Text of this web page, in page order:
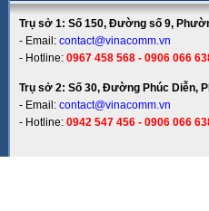
Trụ sở 1: Số 150, Đường số 9,
- Email: contact@vinacomm.vn
- Hotline: 0967 458 568 - 0906 066
Trụ sở 2: Số 30, Đường Phúc Diễn,
- Email: contact@vinacomm.vn
- Hotline: 0942 547 456 - 0906 066